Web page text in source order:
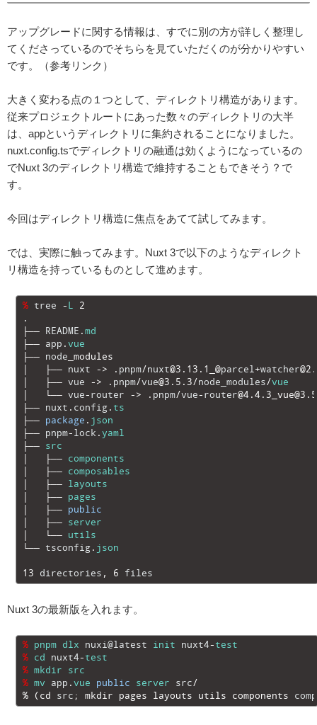
アップグレードに関する情報は、すでに別の方が詳しく整理し
てくださっているのでそちらを見ていただくのが分かりやすい
です。（参考リンク）
大きく変わる点の１つとして、ディレクトリ構造があります。
従来プロジェクトルートにあった数々のディレクトリの大半
は、appというディレクトリに集約されることになりました。
nuxt.config.tsでディレクトリの融通は効くようになっているの
でNuxt 3のディレクトリ構造で維持することもできそう？で
す。
今回はディレクトリ構造に焦点をあてて試してみます。
では、実際に触ってみます。Nuxt 3で以下のようなディレクト
リ構造を持っているものとして進めます。
% tree - L
2
.
├──
README . md
├──
app . vue
├──
node modules
├── nuxt -> . pnpm/nuxt@3.13.1_ @parcel +watcher@
├── vue -> . pnpm/vue@3.5.3 /node_modules /vue
└── vue- router -> . pnpm/vue- router@4.4.3_vue@
├──
nuxt . config. ts
├──
package . json
├──
pnpm- lock . yaml
├──
src
├──
components
├──
composables
├──
layouts
├──
pages
├──
public
├──
server
└──
utils
└──
tsconfig. json
13 directories , 6 files
Nuxt 3の最新版を入れます。
% pnpm dlx nuxi@latest init nuxt4- test
%
cd nuxt4- test
% mkdir
src
% mv app . vue public server src/
%
( cd src ; mkdir pages layouts utils components